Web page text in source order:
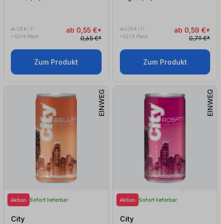
ab 1,10 € / 1 l
+ 0,25 € Pfand
ab 0,55 €*
0,65 €*
Zum Produkt
ab 2,95 € / 1 l
+ 0,25 € Pfand
ab 0,59 €*
0,79 €*
Zum Produkt
EINWEG
Aktion Sofort lieferbar
City
EINWEG
Aktion Sofort lieferbar
City